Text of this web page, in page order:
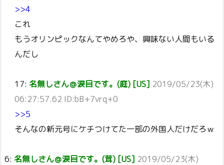
>>4
これ
もうオリンピックなんてやめろや、興味ない人間もいる
んだし
17: 名無しさん＠涙目です。(庭) [US] 2019/05/23(木)
06:27:57.62 ID:bB+7vrq+0
>>5
そんなの新元号にケチつけてた一部の外国人だけだろｗ
6: 名無しさん＠涙目です。(茸) [US] 2019/05/23(木)